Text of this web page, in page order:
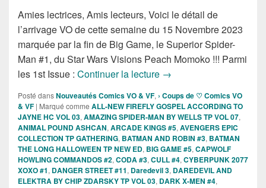
Amies lectrices, Amis lecteurs, Voici le détail de
l’arrivage VO de cette semaine du 15 Novembre 2023
marquée par la fin de Big Game, le Superior Spider-
Man #1, du Star Wars Visions Peach Momoko !!! Parmi
les 1st Issue : Continuer la lecture Sorties des Comics VO
→
Posté dansNouveautés Comics VO & VF, › Coups de ♡ Comics VO
& VF | Marqué comme ALL-NEW FIREFLY GOSPEL ACCORDING TO
JAYNE HC VOL 03,AMAZING SPIDER-MAN BY WELLS TP VOL 07,
ANIMAL POUND ASHCAN,ARCADE KINGS #5,AVENGERS EPIC
COLLECTION TP GATHERING, BATMAN AND ROBIN #3, BATMAN
THE LONG HALLOWEEN TP NEW ED, BIG GAME #5,CAPWOLF
HOWLING COMMANDOS #2,CODA #3,CULL #4,CYBERPUNK 2077
XOXO #1, DANGER STREET #11, Daredevil 3, DAREDEVIL AND
ELEKTRA BY CHIP ZDARSKY TP VOL 03, DARK X-MEN #4,